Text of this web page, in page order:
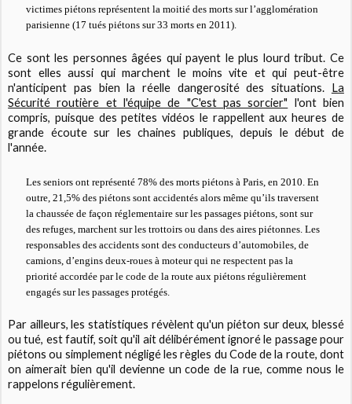
victimes piétons représentent la moitié des morts sur l’agglomération
parisienne (17 tués piétons sur 33 morts en 2011 ).
Ce sont les personnes âgées qui payent le plus lourd tribut. Ce
sont elles aussi qui marchent le moins vite et qui peut-être
n'anticipent pas bien la réelle dangerosité des situations. La
Sécurité routière et l'équipe de "C'est pas sorcier" l'ont bien
compris, puisque des petites vidéos le rappellent aux heures de
grande écoute sur les chaines publiques, depuis le début de
l'année.
Les seniors ont représenté 78% des morts piétons à Paris, en 2010. En
outre, 21,5% des piétons sont accidentés alors même qu’ils traversent
la chaussée de façon réglementaire sur les passages piétons, sont sur
des refuges, marchent sur les trottoirs ou dans des aires piétonnes. Les
responsables des accidents sont des conducteurs d’automobiles, de
camions, d’engins deux-roues à moteur qui ne respectent pas la
priorité accordée par le code de la route aux piétons régulièrement
engagés sur les passages protégés.
Par ailleurs, les statistiques révèlent qu'un piéton sur deux, blessé
ou tué, est fautif, soit qu'il ait délibérément ignoré le passage pour
piétons ou simplement négligé les règles du Code de la route, dont
on aimerait bien qu'il devienne un code de la rue, comme nous le
rappelons régulièrement.